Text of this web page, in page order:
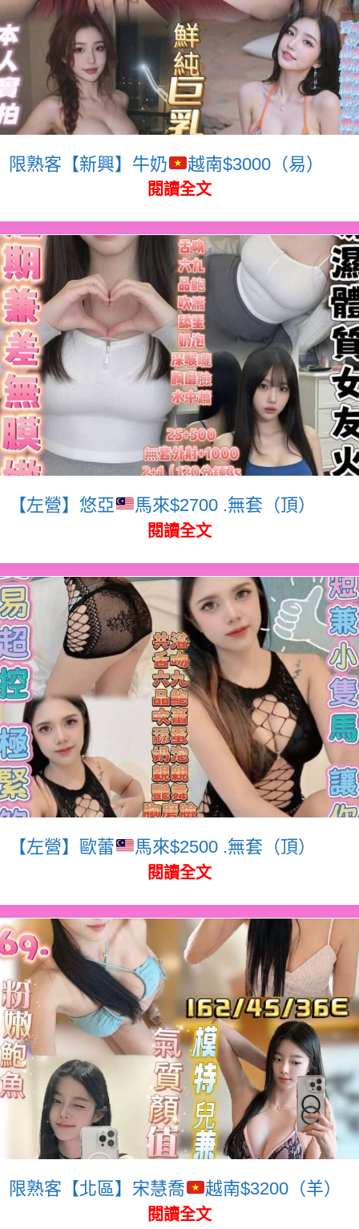
限熟客【新興】牛奶 越南$3000（易）
閱讀全文
【左營】悠亞 馬來$2700 .無套（頂）
閱讀全文
【左營】歐蕾 馬來$2500 .無套（頂）
閱讀全文
限熟客【北區】宋慧喬 越南$3200（羊）
閱讀全文